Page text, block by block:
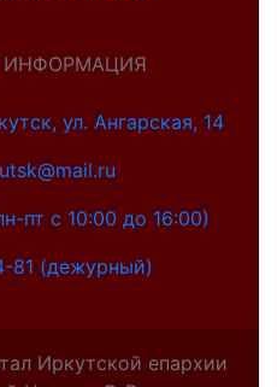
ИНФОРМАЦИЯ
ул. Ангарская, 14
пт с 10:00 до 16:00)
81 (дежурный)
Иркутской епархии